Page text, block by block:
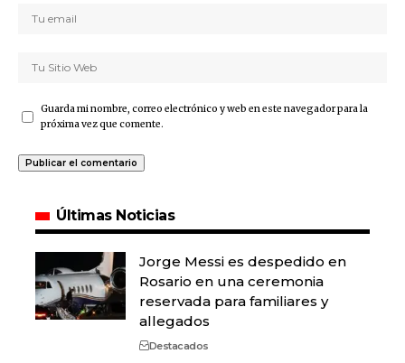
Guarda mi nombre, correo electrónico y web en este navegador para la
próxima vez que comente.
Últimas Noticias
Jorge Messi es despedido en
Rosario en una ceremonia
reservada para familiares y
allegados
Destacados